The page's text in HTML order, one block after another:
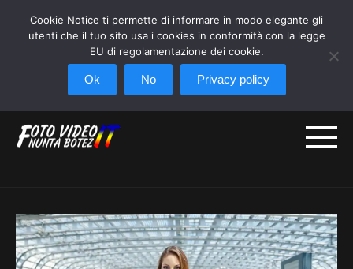
Pentru toate pachetele Foto +
Video se acorda o reducere de 10%.
Oferta este limitata.
CLICK HERE!
Cookie Notice ti permette di informare in modo elegante gli
utenti che il tuo sito usa i cookies in conformità con la legge
EU di regolamentazione dei cookie.
Ok No Privacy policy